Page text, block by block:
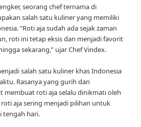
seorang chef ternama di
salah satu kuliner yang memiliki
“Roti aja sudah ada sejak zaman
roti ini tetap eksis dan menjadi favorit
sekarang,” ujar Chef Vindex.
salah satu kuliner khas Indonesia
Rasanya yang gurih dan
membuat roti aja selalu dinikmati oleh
aja sering menjadi pilihan untuk
tengah hari.